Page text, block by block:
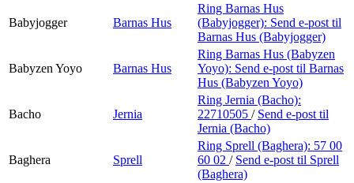
Babyjogger Barnas Hus
Ring Barnas Hus
(Babyjogger): Send e-post til
Barnas Hus (Babyjogger)
Babyzen Yoyo Barnas Hus
Ring Barnas Hus (Babyzen
Yoyo): Send e-post til Barnas
Hus (Babyzen Yoyo)
Bacho Jernia
Ring Jernia (Bacho):
22710505 / Send e-post til
Jernia (Bacho)
Baghera Sprell
Ring Sprell (Baghera): 57 00
60 02 / Send e-post til Sprell
(Baghera)